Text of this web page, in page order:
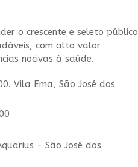
o crescente e seleto público
com alto valor
nocivas à saúde.
Vila Ema, São José dos
- São José dos